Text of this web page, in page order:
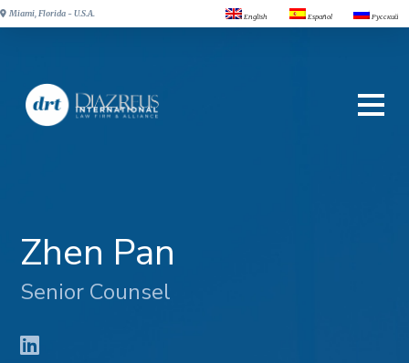
Miami, Florida - U.S.A. English Español Русский
Zhen Pan
Senior Counsel